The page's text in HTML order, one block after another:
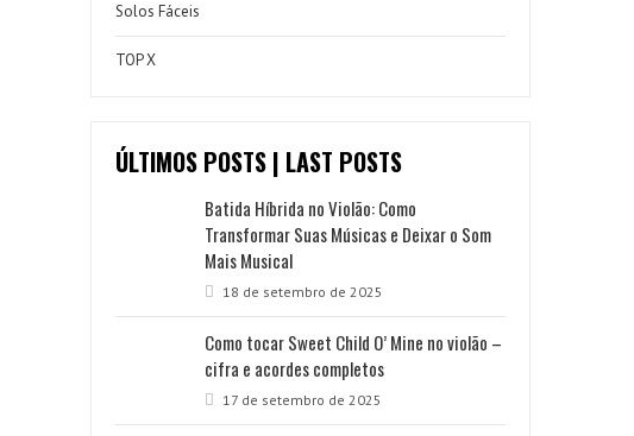
Solos Fáceis
TOP X
ÚLTIMOS POSTS | LAST POSTS
Batida Híbrida no Violão: Como
Transformar Suas Músicas e Deixar o Som
Mais Musical
18 de setembro de 2025
Como tocar Sweet Child O’ Mine no violão –
cifra e acordes completos
17 de setembro de 2025